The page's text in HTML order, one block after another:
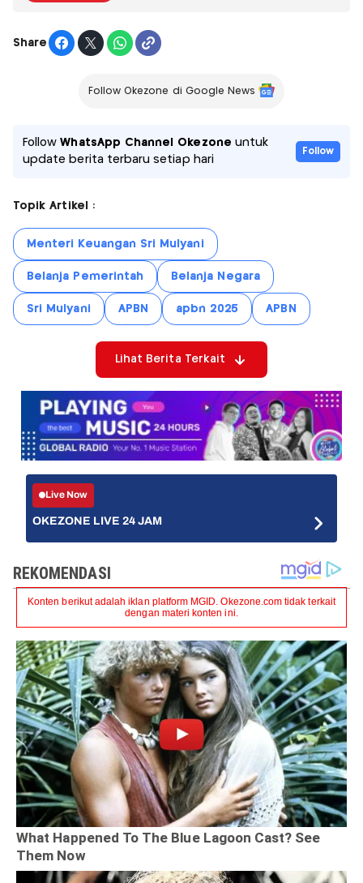
Share
Follow Okezone di Google News
FollowWhatsApp Channel Okezone untuk
update berita terbaru setiap hari
Follow
Topik Artikel :
Menteri Keuangan Sri Mulyani
Belanja Pemerintah Belanja Negara
Sri Mulyani APBN apbn 2025 APBN
Lihat Berita Terkait
Live Now
OKEZONE LIVE 24 JAM